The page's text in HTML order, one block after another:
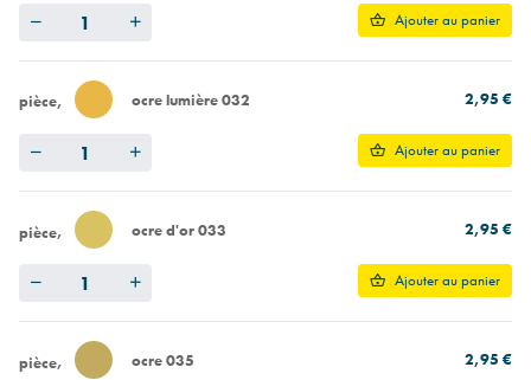
Ajouter au panier
pièce ocre lumière 032 2,95 €
Ajouter au panier
pièce ocre d'or 033 2,95 €
Ajouter au panier
pièce ocre 035 2,95 €